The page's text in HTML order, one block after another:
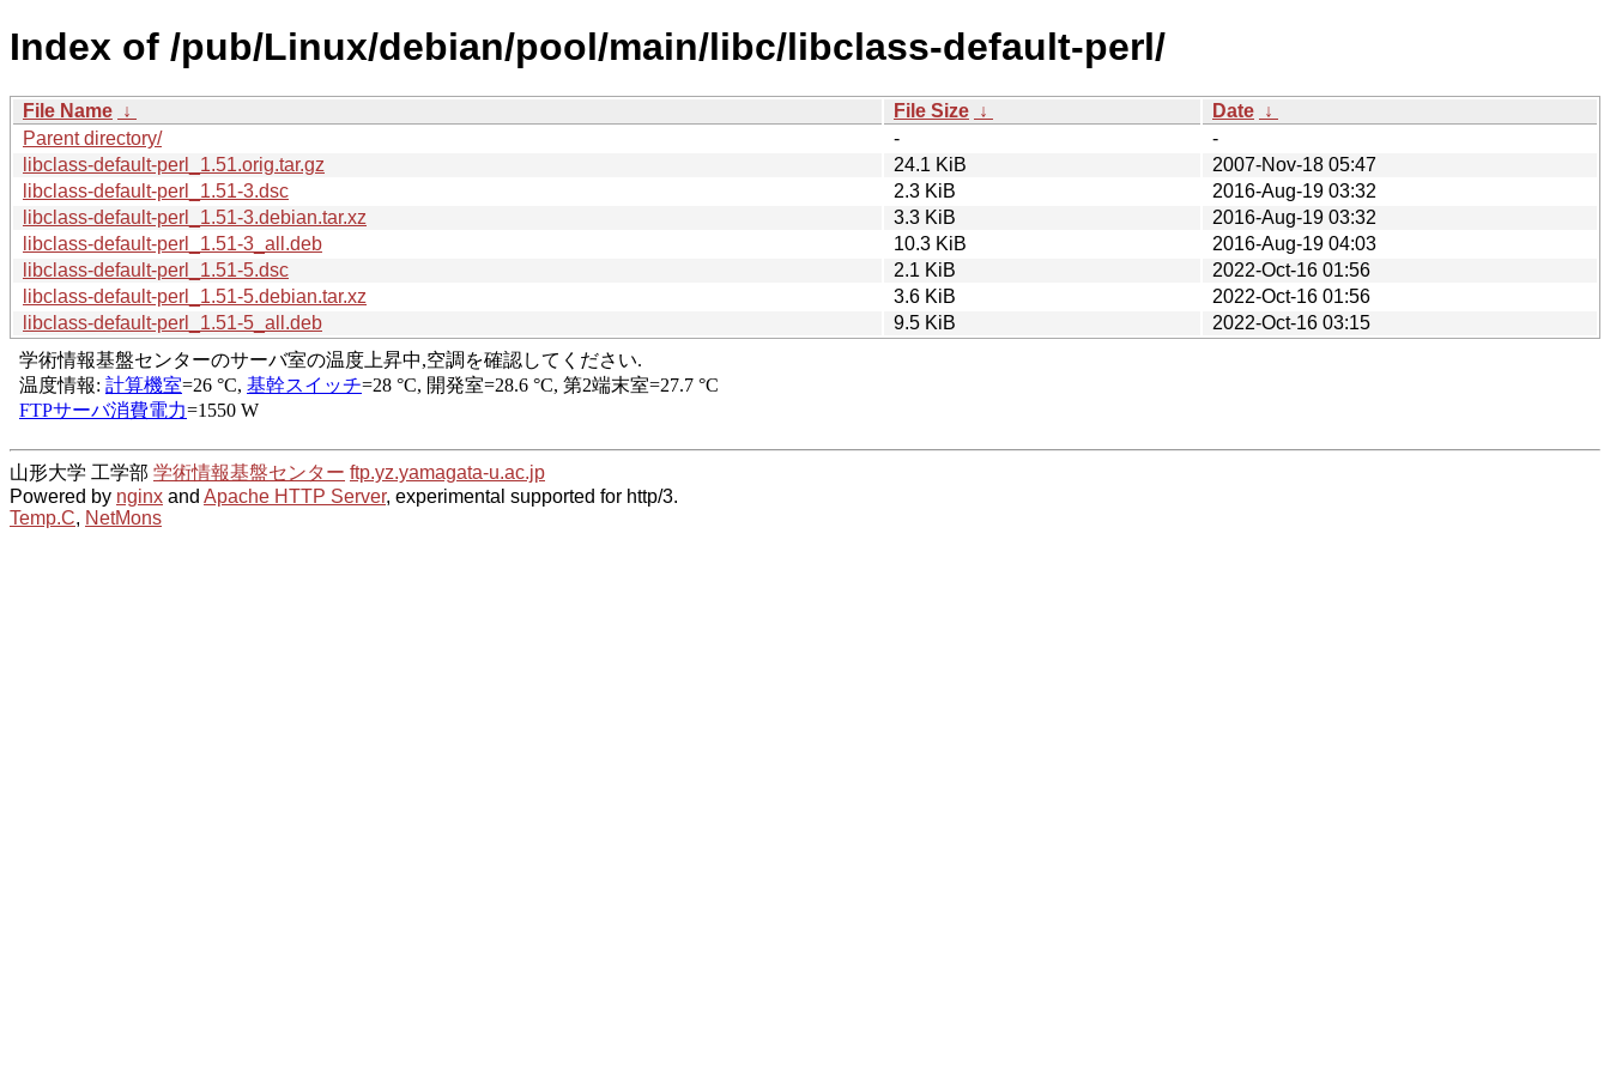
Index of /pub/Linux/debian/pool/main/libc/libclass-default-perl/
File Name ↓ File Size ↓ Date ↓
Parent directory/
-
-
libclass-default-perl_1.51.orig.tar.gz
24.1 KiB
2007-Nov-18 05:47
libclass-default-perl_1.51-3.dsc
2.3 KiB
2016-Aug-19 03:32
libclass-default-perl_1.51-3.debian.tar.xz
3.3 KiB
2016-Aug-19 03:32
libclass-default-perl_1.51-3_all.deb
10.3 KiB
2016-Aug-19 04:03
libclass-default-perl_1.51-5.dsc
2.1 KiB
2022-Oct-16 01:56
libclass-default-perl_1.51-5.debian.tar.xz
3.6 KiB
2022-Oct-16 01:56
libclass-default-perl_1.51-5_all.deb
9.5 KiB 2022-Oct-16 03:15
山形大学 工学部 学術情報基盤センター ftp.yz.yamagata-u.ac.jp
Powered by nginx and Apache HTTP Server, experimental supported for http/3.
Temp.C, NetMons